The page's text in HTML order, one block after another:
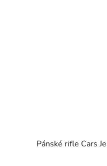
Pánské rifle Cars